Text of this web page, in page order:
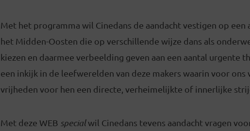
Met het programma wil Cinedans de aandacht vestigen op
het Midden-Oosten die op verschillende wijze dans als
kiezen en daarmee verbeelding geven aan een aantal urgente
een inkijk in de leefwerelden van deze makers waarin voor ons
vrijheden voor hen een directe, verheimelijkte of innerlijke
Met deze WEB specialwil Cinedans tevens aandacht vragen